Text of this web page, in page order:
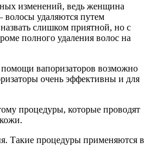
изменений, ведь женщина
волосы удаляются путем
слишком приятной, но с
полного удаления волос на
вапоризаторов возможно
очень эффективны и для
процедуры, которые проводят
Такие процедуры применяются в